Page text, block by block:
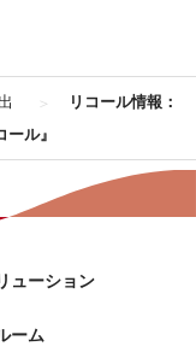
リコール情報：
ル』
ューション
ーム